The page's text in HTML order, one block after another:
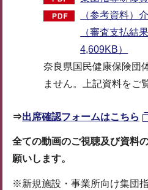
（参考資料）
（審査支払結
4,609KB）
奈良県国民健康保険団
ません。上記資料をご
⇒出席確認フォームはこちら
全ての動画のご視聴及び資料
願いします。
※新規施設・事業所向け集団